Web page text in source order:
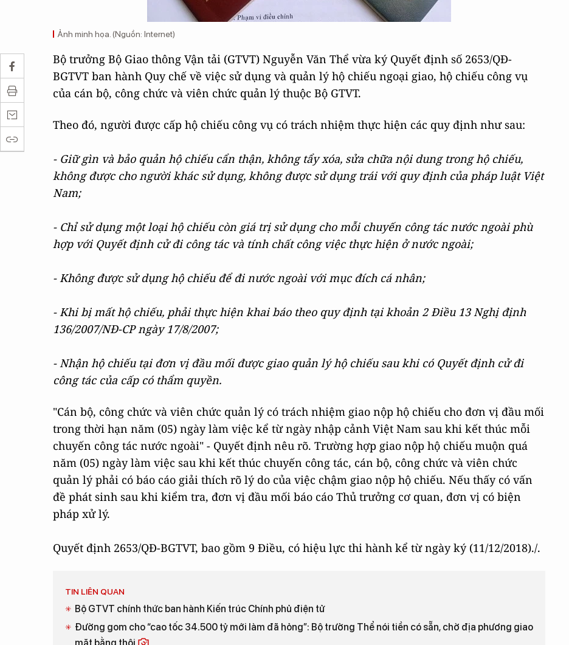
Ảnh minh họa. (Nguồn: Internet)
Bộ trưởng Bộ Giao thông Vận tải (GTVT) Nguyễn Văn Thể vừa ký Quyết định số 2653/QĐ-
BGTVT ban hành Quy chế về việc sử dụng và quản lý hộ chiếu ngoại giao, hộ chiếu công vụ
của cán bộ, công chức và viên chức quản lý thuộc Bộ GTVT.
Theo đó, người được cấp hộ chiếu công vụ có trách nhiệm thực hiện các quy định như sau:
- Giữ gìn và bảo quản hộ chiếu cẩn thận, không tẩy xóa, sửa chữa nội dung trong hộ chiếu,
không được cho người khác sử dụng, không được sử dụng trái với quy định của pháp luật Việt
Nam;
- Chỉ sử dụng một loại hộ chiếu còn giá trị sử dụng cho mỗi chuyến công tác nước ngoài phù
hợp với Quyết định cử đi công tác và tính chất công việc thực hiện ở nước ngoài;
- Không được sử dụng hộ chiếu để đi nước ngoài với mục đích cá nhân;
- Khi bị mất hộ chiếu, phải thực hiện khai báo theo quy định tại khoản 2 Điều 13 Nghị định
136/2007/NĐ-CP ngày 17/8/2007;
- Nhận hộ chiếu tại đơn vị đầu mối được giao quản lý hộ chiếu sau khi có Quyết định cử đi
công tác của cấp có thẩm quyền.
"Cán bộ, công chức và viên chức quản lý có trách nhiệm giao nộp hộ chiếu cho đơn vị đầu mối
trong thời hạn năm (05) ngày làm việc kể từ ngày nhập cảnh Việt Nam sau khi kết thúc mỗi
chuyến công tác nước ngoài" - Quyết định nêu rõ. Trường hợp giao nộp hộ chiếu muộn quá
năm (05) ngày làm việc sau khi kết thúc chuyến công tác, cán bộ, công chức và viên chức
quản lý phải có báo cáo giải thích rõ lý do của việc chậm giao nộp hộ chiếu. Nếu thấy có vấn
đề phát sinh sau khi kiểm tra, đơn vị đầu mối báo cáo Thủ trưởng cơ quan, đơn vị có biện
pháp xử lý.
Quyết định 2653/QĐ-BGTVT, bao gồm 9 Điều, có hiệu lực thi hành kể từ ngày ký (11/12/2018)./.
TIN LIÊN QUAN
Bộ GTVT chính thức ban hành Kiến trúc Chính phủ điện tử
Đường gom cho “cao tốc 34.500 tỷ mới làm đã hỏng”: Bộ trưởng Thể nói tiền có sẵn, chờ địa phương giao